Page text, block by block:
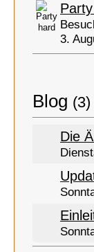
3.
Blog (3)
Die